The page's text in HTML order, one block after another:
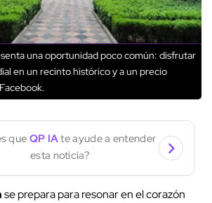
una oportunidad poco común: disfrutar
en un recinto histórico y a un precio
que QP IAte ayude a entender
esta noticia?
se prepara para resonar en el corazón